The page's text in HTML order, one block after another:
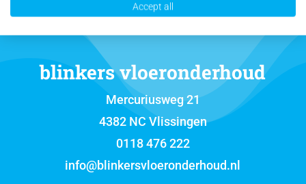
blinkers vloeronderhoud
Mercuriusweg 21
4382 NC Vlissingen
0118 476 222
info@blinkersvloeronderhoud.nl
Accept all